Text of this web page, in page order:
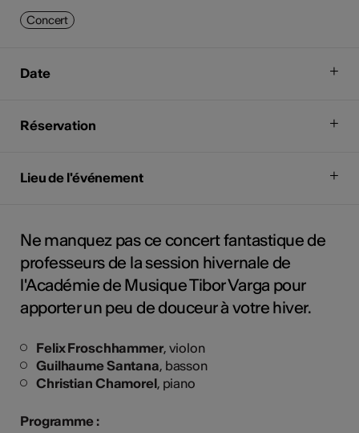
Concert
Date
Réservation
Lieu de l'événement
Ne manquez pas ce concert fantastique de
professeurs de la session hivernale de
l'Académie de Musique Tibor Varga pour
apporter un peu de douceur à votre hiver.
Felix Froschhammer, violon
Guilhaume Santana, basson
Christian Chamorel, piano
Programme :